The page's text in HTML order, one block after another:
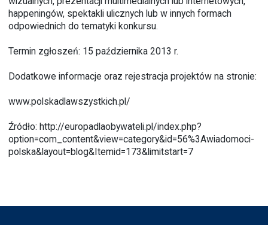
happeningów, spektakli ulicznych lub w innych formach
odpowiednich do tematyki konkursu.
Termin zgłoszeń: 15 października 2013 r.
Dodatkowe informacje oraz rejestracja projektów na stronie:
www.polskadlawszystkich.pl/
Źródło: http://europadlaobywateli.pl/index.php?
option=com_content&view=category&id=56%3Awiadomoci-
polska&layout=blog&Itemid=173&limitstart=7